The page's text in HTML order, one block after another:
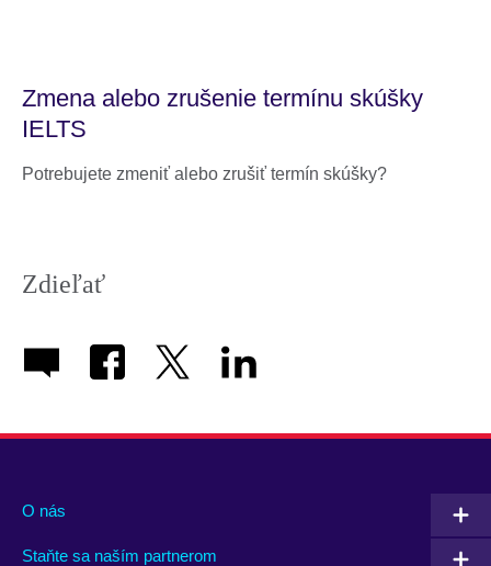
Zmena alebo zrušenie termínu skúšky
IELTS
Potrebujete zmeniť alebo zrušiť termín skúšky?
Zdieľať
O nás
Staňte sa naším partnerom